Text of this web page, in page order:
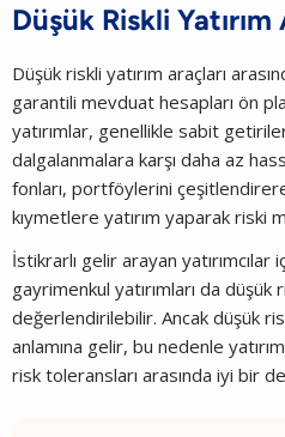
Düşük Riskli
Düşük riskli yatırım araçları
garantili mevduat hesapları ön
yatırımlar, genellikle sabit
dalgalanmalara karşı daha az
fonları, portföylerini
kıymetlere yatırım yaparak riski
İstikrarlı gelir arayan yatırımcılar
gayrimenkul yatırımları da
değerlendirilebilir. Ancak düşük
anlamına gelir, bu nedenle
risk toleransları arasında iyi bir